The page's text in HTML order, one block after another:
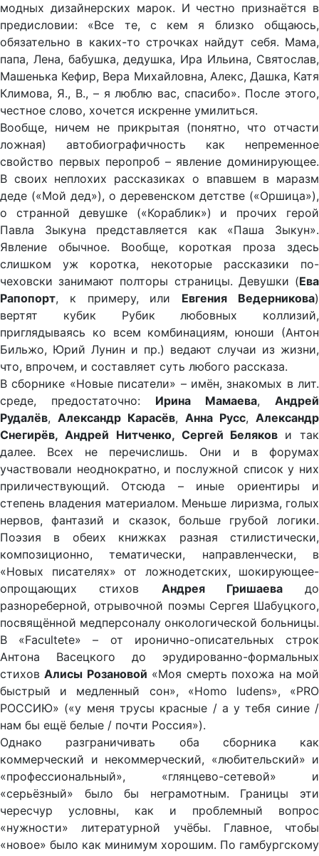
модных дизайнерских марок. И честно признаётся в
предисловии: «Все те, с кем я близко общаюсь,
обязательно в каких-то строчках найдут себя. Мама,
папа, Лена, бабушка, дедушка, Ира Ильина, Святослав,
Машенька Кефир, Вера Михайловна, Алекс, Дашка, Катя
Климова, Я., В., – я люблю вас, спасибо». После этого,
честное слово, хочется искренне умилиться.
Вообще, ничем не прикрытая (понятно, что отчасти
ложная) автобиографичность как непременное
свойство первых перопроб – явление доминирующее.
В своих неплохих рассказиках о впавшем в маразм
деде («Мой дед»), о деревенском детстве («Оршица»),
о странной девушке («Кораблик») и прочих герой
Павла Зыкуна представляется как «Паша Зыкун».
Явление обычное. Вообще, короткая проза здесь
слишком уж коротка, некоторые рассказики по-
чеховски занимают полторы страницы. Девушки (Ева
Рапопорт, к примеру, или Евгения Ведерникова)
вертят кубик Рубик любовных коллизий,
приглядываясь ко всем комбинациям, юноши (Антон
Бильжо, Юрий Лунин и пр.) ведают случаи из жизни,
что, впрочем, и составляет суть любого рассказа.
В сборнике «Новые писатели» – имён, знакомых в лит.
среде, предостаточно: Ирина Мамаева, Андрей
Рудалёв, Александр Карасёв, Анна Русс, Александр
Снегирёв, Андрей Нитченко, Сергей Беляков и так
далее. Всех не перечислишь. Они и в форумах
участвовали неоднократно, и послужной список у них
приличествующий. Отсюда – иные ориентиры и
степень владения материалом. Меньше лиризма, голых
нервов, фантазий и сказок, больше грубой логики.
Поэзия в обеих книжках разная стилистически,
композиционно, тематически, направленчески, в
«Новых писателях» от ложнодетских, шокирующее-
опрощающих стихов Андрея Гришаевадо
разнореберной, отрывочной поэмы Сергея Шабуцкого,
посвящённой медперсоналу онкологической больницы.
В «Facultete» – от иронично-описательных строк
Антона Васецкого до эрудированно-формальных
стиховАлисы Розановой «Моя смерть похожа на мой
быстрый и медленный сон», «Homo ludens», «PRO
РОССИЮ» («у меня трусы красные / а у тебя синие /
нам бы ещё белые / почти Россия»).
Однако разграничивать оба сборника как
коммерческий и некоммерческий, «любительский» и
«профессиональный», «глянцево-сетевой» и
«серьёзный» было бы неграмотным. Границы эти
чересчур условны, как и проблемный вопрос
«нужности» литературной учёбы. Главное, чтобы
«новое» было как минимум хорошим. По гамбургскому